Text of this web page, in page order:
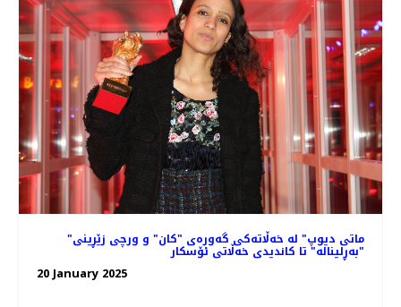
"ماتی دیوپ" لە خه‌ڵاته‌کی گه‌وره‌ی "کان" و ورچی زێڕینی
"بەڕلیناله" تا کاندیدی خه‌ڵاتی ئۆسکار
20 January 2025